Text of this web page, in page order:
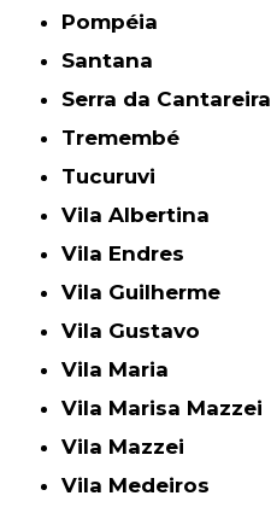
Pompéia
Santana
Serra da Cantareira
Tremembé
Tucuruvi
Vila Albertina
Vila Endres
Vila Guilherme
Vila Gustavo
Vila Maria
Vila Marisa Mazzei
Vila Mazzei
Vila Medeiros